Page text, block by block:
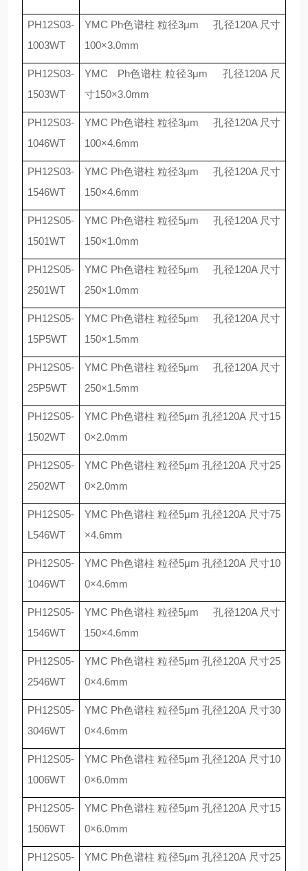
PH12S03-
1003WT
YMC Ph色谱柱 粒径3μm 孔径120A 尺寸
100×3.0mm
PH12S03-
1503WT
YMC Ph色谱柱 粒径3μm 孔径120A 尺
寸150×3.0mm
PH12S03-
1046WT
YMC Ph色谱柱 粒径3μm 孔径120A 尺寸
100×4.6mm
PH12S03-
1546WT
YMC Ph色谱柱 粒径3μm 孔径120A 尺寸
150×4.6mm
PH12S05-
1501WT
YMC Ph色谱柱 粒径5μm 孔径120A 尺寸
150×1.0mm
PH12S05-
2501WT
YMC Ph色谱柱 粒径5μm 孔径120A 尺寸
250×1.0mm
PH12S05-
15P5WT
YMC Ph色谱柱 粒径5μm 孔径120A 尺寸
150×1.5mm
PH12S05-
25P5WT
YMC Ph色谱柱 粒径5μm 孔径120A 尺寸
250×1.5mm
PH12S05-
1502WT
YMC Ph色谱柱 粒径5μm 孔径120A 尺寸15
0×2.0mm
PH12S05-
2502WT
YMC Ph色谱柱 粒径5μm 孔径120A 尺寸25
0×2.0mm
PH12S05-
L546WT
YMC Ph色谱柱 粒径5μm 孔径120A 尺寸75
×4.6mm
PH12S05-
1046WT
YMC Ph色谱柱 粒径5μm 孔径120A 尺寸10
0×4.6mm
PH12S05-
1546WT
YMC Ph色谱柱 粒径5μm 孔径120A 尺寸
150×4.6mm
PH12S05-
2546WT
YMC Ph色谱柱 粒径5μm 孔径120A 尺寸25
0×4.6mm
PH12S05-
3046WT
YMC Ph色谱柱 粒径5μm 孔径120A 尺寸30
0×4.6mm
PH12S05-
1006WT
YMC Ph色谱柱 粒径5μm 孔径120A 尺寸10
0×6.0mm
PH12S05-
1506WT
YMC Ph色谱柱 粒径5μm 孔径120A 尺寸15
0×6.0mm
PH12S05-
YMC Ph色谱柱 粒径5μm 孔径120A 尺寸25